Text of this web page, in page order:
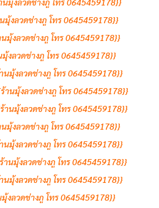
งลวดช่างภู โทร 0645459178}}
มุ้งลวดช่างภู โทร 0645459178}}
งลวดช่างภู โทร 0645459178}}
มุ้งลวดช่างภู โทร 0645459178}}
นมุ้งลวดช่างภู โทร 0645459178}}
นมุ้งลวดช่างภู โทร 0645459178}}
มุ้งลวดช่างภู โทร 0645459178}}
มุ้งลวดช่างภู โทร 0645459178}}
นมุ้งลวดช่างภู โทร 0645459178}}
มุ้งลวดช่างภู โทร 0645459178}}
งลวดช่างภู โทร 0645459178}}